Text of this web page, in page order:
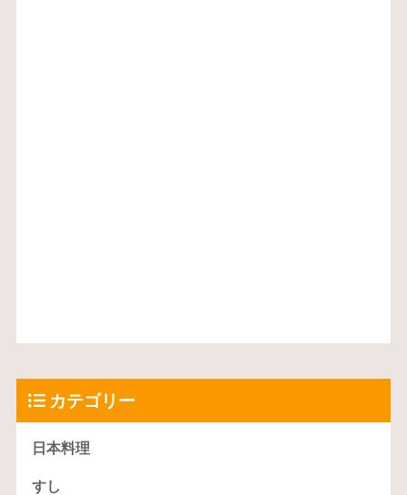
カテゴリー
日本料理
すし